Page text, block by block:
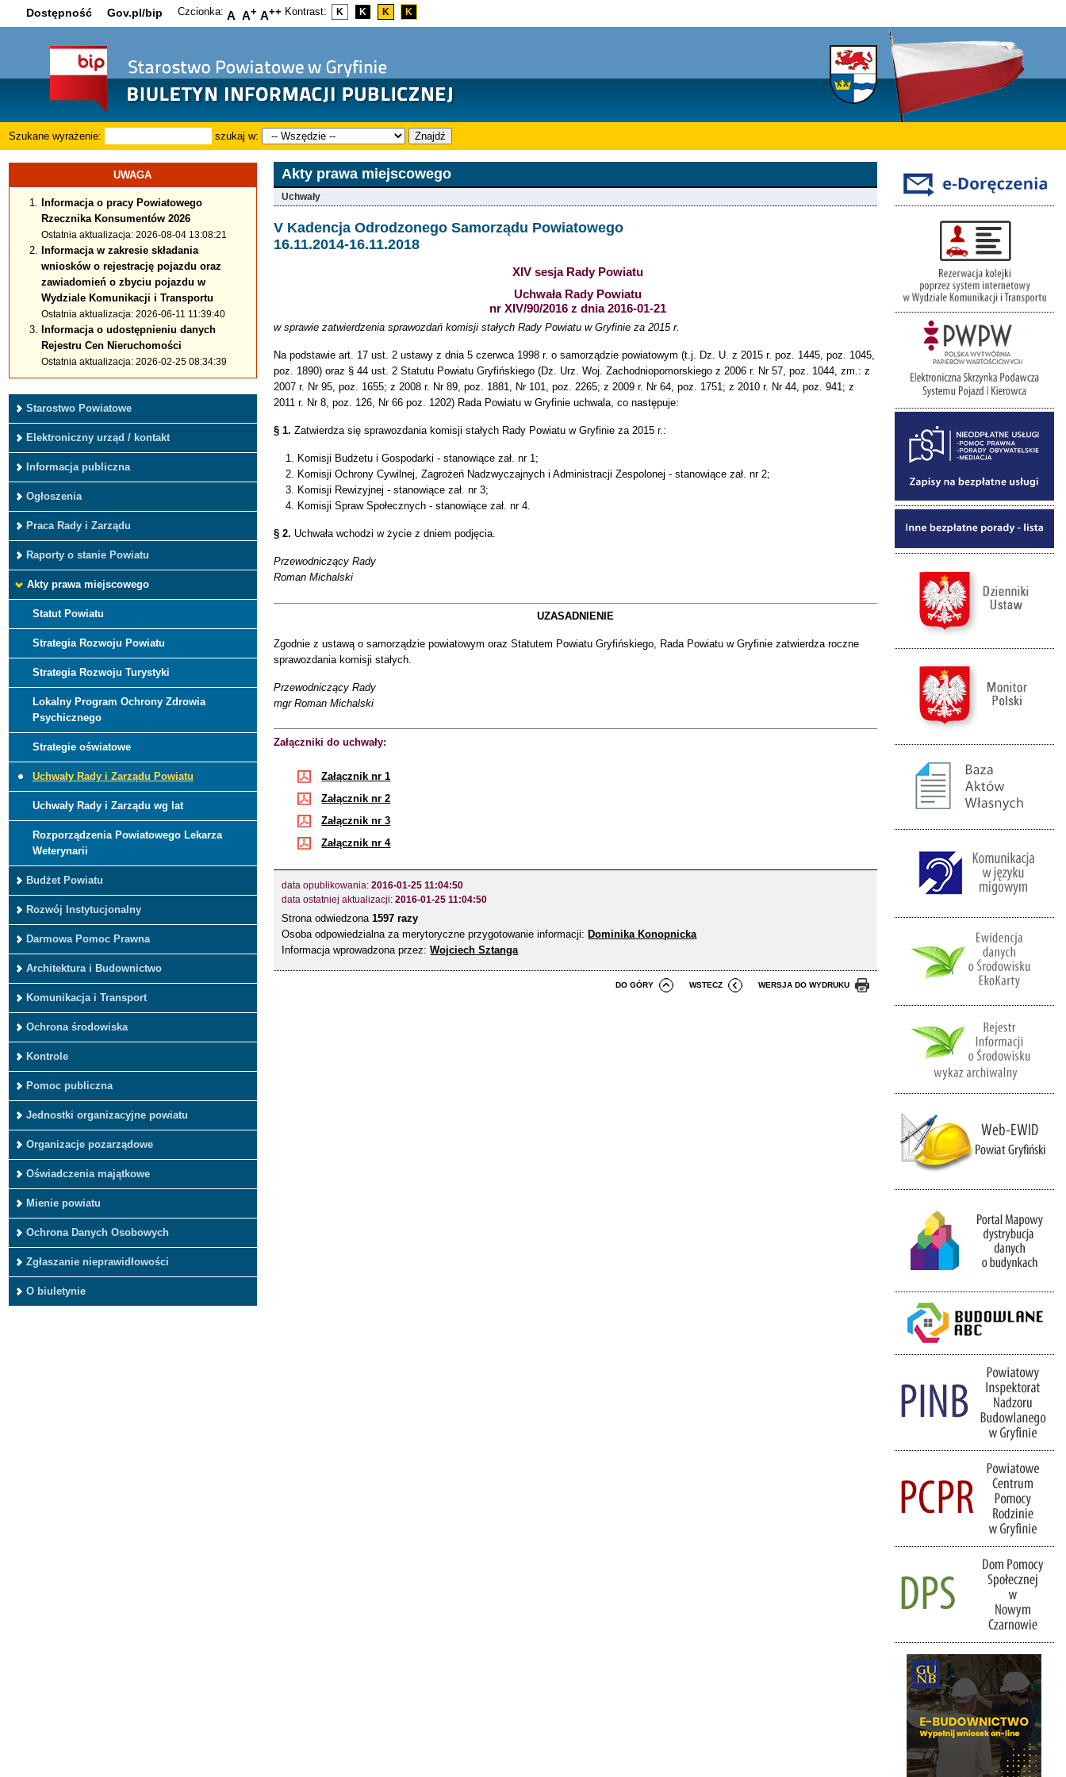
Dostępność Gov.pl/bip Czcionka: A A+ A++ Kontrast: K K K K
Szukane wyrażenie: szukaj w: Znajdź
UWAGA
Informacja o pracy Powiatowego
Rzecznika Konsumentów 2026
Ostatnia aktualizacja: 2026-08-04 13:08:21
Informacja w zakresie składania
wniosków o rejestrację pojazdu oraz
zawiadomień o zbyciu pojazdu w
Wydziale Komunikacji i Transportu
Ostatnia aktualizacja: 2026-06-11 11:39:40
Informacja o udostępnieniu danych
Rejestru Cen Nieruchomości
Ostatnia aktualizacja: 2026-02-25 08:34:39
Starostwo Powiatowe
Elektroniczny urząd / kontakt
Informacja publiczna
Ogłoszenia
Praca Rady i Zarządu
Raporty o stanie Powiatu
Akty prawa miejscowego
Statut Powiatu
Strategia Rozwoju Powiatu
Strategia Rozwoju Turystyki
Lokalny Program Ochrony Zdrowia
Psychicznego
Strategie oświatowe
Uchwały Rady i Zarządu Powiatu
Uchwały Rady i Zarządu wg lat
Rozporządzenia Powiatowego Lekarza
Weterynarii
Budżet Powiatu
Rozwój Instytucjonalny
Darmowa Pomoc Prawna
Architektura i Budownictwo
Komunikacja i Transport
Ochrona środowiska
Kontrole
Pomoc publiczna
Jednostki organizacyjne powiatu
Organizacje pozarządowe
Oświadczenia majątkowe
Mienie powiatu
Ochrona Danych Osobowych
Zgłaszanie nieprawidłowości
O biuletynie
Akty prawa miejscowego
Uchwały
V Kadencja Odrodzonego Samorządu Powiatowego
16.11.2014-16.11.2018
XIV sesja Rady Powiatu
Uchwała Rady Powiatu
nr XIV/90/2016 z dnia 2016-01-21
w sprawie zatwierdzenia sprawozdań komisji stałych Rady Powiatu w Gryfinie za 2015 r.
Na podstawie art. 17 ust. 2 ustawy z dnia 5 czerwca 1998 r. o samorządzie powiatowym (t.j. Dz. U. z 2015 r. poz. 1445, poz. 1045,
poz. 1890) oraz § 44 ust. 2 Statutu Powiatu Gryfińskiego (Dz. Urz. Woj. Zachodniopomorskiego z 2006 r. Nr 57, poz. 1044, zm.: z
2007 r. Nr 95, poz. 1655; z 2008 r. Nr 89, poz. 1881, Nr 101, poz. 2265; z 2009 r. Nr 64, poz. 1751; z 2010 r. Nr 44, poz. 941; z
2011 r. Nr 8, poz. 126, Nr 66 poz. 1202) Rada Powiatu w Gryfinie uchwala, co następuje:
§ 1. Zatwierdza się sprawozdania komisji stałych Rady Powiatu w Gryfinie za 2015 r.:
Komisji Budżetu i Gospodarki - stanowiące zał. nr 1;
Komisji Ochrony Cywilnej, Zagrożeń Nadzwyczajnych i Administracji Zespolonej - stanowiące zał. nr 2;
Komisji Rewizyjnej - stanowiące zał. nr 3;
Komisji Spraw Społecznych - stanowiące zał. nr 4.
§ 2. Uchwała wchodzi w życie z dniem podjęcia.
Przewodniczący Rady
Roman Michalski
UZASADNIENIE
Zgodnie z ustawą o samorządzie powiatowym oraz Statutem Powiatu Gryfińskiego, Rada Powiatu w Gryfinie zatwierdza roczne
sprawozdania komisji stałych.
Przewodniczący Rady
mgr Roman Michalski
Załączniki do uchwały:
Załącznik nr 1
Załącznik nr 2
Załącznik nr 3
Załącznik nr 4
data opublikowania:2016-01-25 11:04:50
data ostatniej aktualizacji:2016-01-25 11:04:50
Strona odwiedzona1597 razy
Osoba odpowiedzialna za merytoryczne przygotowanie informacji:Dominika Konopnicka
Informacja wprowadzona przez:Wojciech Sztanga
DO GÓRY WSTECZ WERSJA DO WYDRUKU